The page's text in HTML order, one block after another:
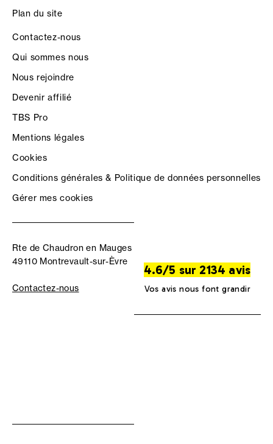
Plan du site
Contactez-nous
Qui sommes nous
Nous rejoindre
Devenir affilié
TBS Pro
Mentions légales
Cookies
Conditions générales & Politique de données personnelles
Gérer mes cookies
Rte de Chaudron en Mauges
49110 Montrevault-sur-Èvre
Contactez-nous
4.6/5 sur 2134 avis
Vos avis nous font grandir